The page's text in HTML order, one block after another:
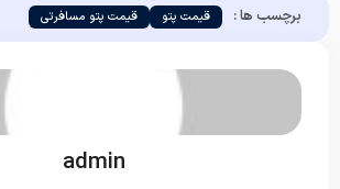
برچسب ها : قیمت پتو قیمت پتو مسافرتی
admin